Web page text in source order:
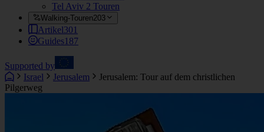
Tel Aviv 2 Touren
Walking-Touren203
Artikel301
Guides187
Supported by
Israel
Jerusalem
Jerusalem: Tour auf dem christlichen
Pilgerweg